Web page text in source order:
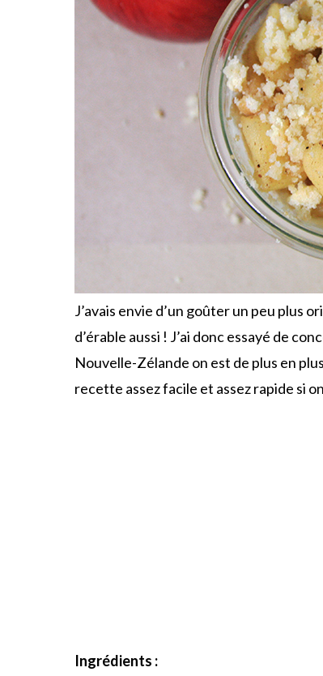
J’avais envie d’un goûter un peu plus
d’érable aussi ! J’ai donc essayé de
Nouvelle-Zélande on est de plus en
recette assez facile et assez rapide si
Ingrédients :